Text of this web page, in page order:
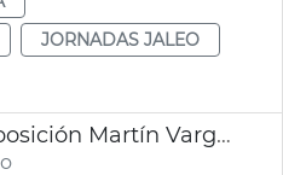
JORNADAS JALEO
Visitas guiadas exposición Martín Vargas. Galería del Tossal. València